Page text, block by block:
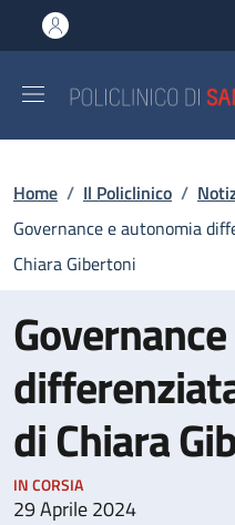
al contenuto principale
to footer content
Briciole di
Home / Il Policlinico /
Governance e autonomia
Chiara Gibertoni
di Chiara
IN CORSIA
29 Aprile 2024